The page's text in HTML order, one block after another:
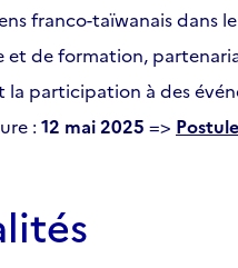
franco-taïwanais
de formation,
la participation à des
: 12 mai 2025 =>